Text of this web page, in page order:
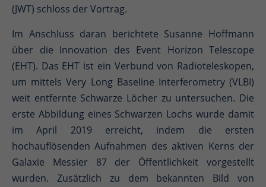
(JWT) schloss der Vortrag.
Im Anschluss daran berichtete Susanne Hoffmann
über die Innovation des Event Horizon Telescope
(EHT). Das EHT ist ein Verbund von Radioteleskopen,
um mittels Very Long Baseline Interferometry (VLBI)
weit entfernte Schwarze Löcher zu untersuchen. Die
erste Abbildung eines Schwarzen Lochs wurde damit
im April 2019 erreicht, indem die ersten
hochauflösenden Aufnahmen des aktiven Kerns der
Galaxie Messier 87 der Öffentlichkeit vorgestellt
wurden. Zusätzlich zu dem bekannten Bild von